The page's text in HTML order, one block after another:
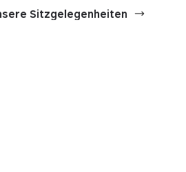
Sitzgelegenheiten